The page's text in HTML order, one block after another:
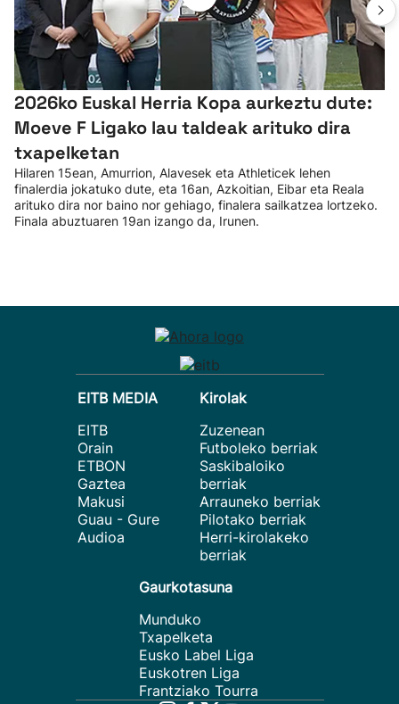
2026ko Euskal Herria Kopa aurkeztu dute:
Moeve F Ligako lau taldeak arituko dira
txapelketan
Hilaren 15ean, Amurrion, Alavesek eta Athleticek lehen
finalerdia jokatuko dute, eta 16an, Azkoitian, Eibar eta Reala
arituko dira nor baino nor gehiago, finalera sailkatzea lortzeko.
Finala abuztuaren 19an izango da, Irunen.
EITB MEDIA
EITB
Orain
ETBON
Gaztea
Makusi
Guau - Gure
Audioa
Kirolak
Zuzenean
Futboleko berriak
Saskibaloiko
berriak
Arrauneko berriak
Pilotako berriak
Herri-kirolakeko
berriak
Gaurkotasuna
Munduko
Txapelketa
Eusko Label Liga
Euskotren Liga
Frantziako Tourra